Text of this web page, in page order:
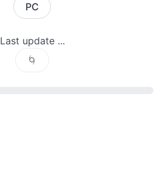
PC
Last update ...
🌀